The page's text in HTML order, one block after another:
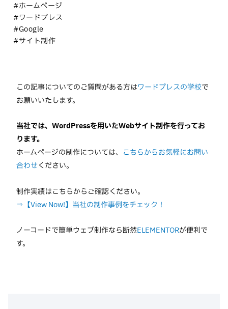
#ホームページ
#ワードプレス
#Google
#サイト制作
この記事についてのご質問がある方はワードプレスの学校で
お願いいたします。
当社では、WordPressを用いたWebサイト制作を行ってお
ります。
ホームページの制作については、 こちらからお気軽にお問い
合わせください。
制作実績はこちらからご確認ください。
⇒【View Now!】当社の制作事例をチェック！
ノーコードで簡単ウェブ制作なら断然ELEMENTORが便利で
す。